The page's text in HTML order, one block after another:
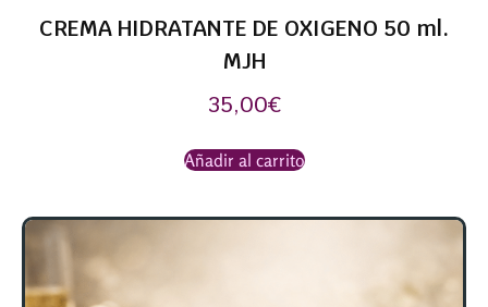
CREMA HIDRATANTE DE OXIGENO 50 ml.
MJH
35,00€
Añadir al carrito